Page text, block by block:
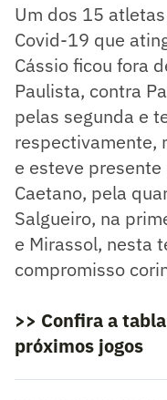
Um dos 15
Covid-19 que
Cássio ficou fora
Paulista, contra
pelas segunda e
respectivamente,
e esteve
Caetano, pela
Salgueiro, na
e Mirassol, nesta
compromisso
>> Confira a
próximos jogos